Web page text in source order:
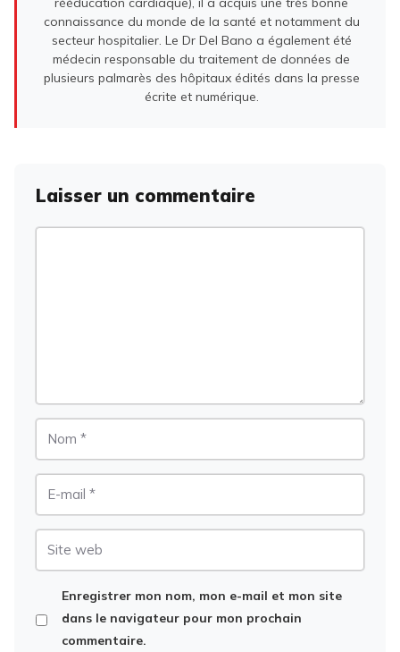
connaissance du monde de la santé et notamment du
secteur hospitalier. Le Dr Del Bano a également été
médecin responsable du traitement de données de
plusieurs palmarès des hôpitaux édités dans la presse
écrite et numérique.
Laisser un commentaire
Enregistrer mon nom, mon e-mail et mon site
dans le navigateur pour mon prochain
commentaire.